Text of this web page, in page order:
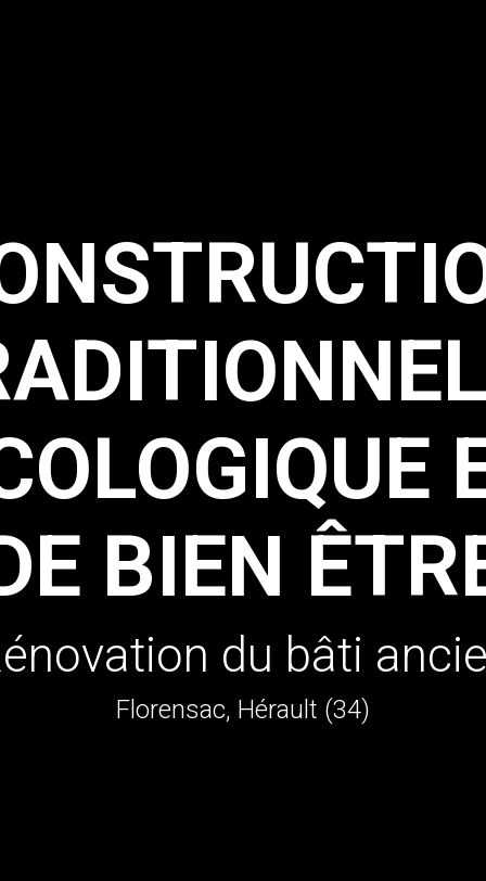
BIEN
du bâti
Florensac, Hérault (34)